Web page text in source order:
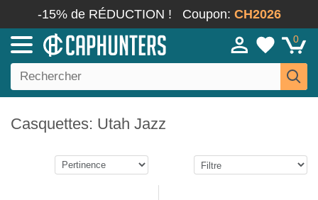
-15% de RÉDUCTION ! Coupon: CH2026
0
Casquettes: Utah Jazz